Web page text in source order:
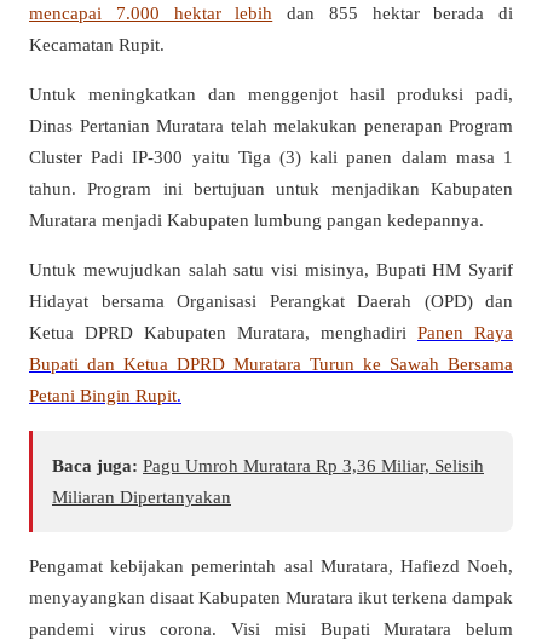
mencapai 7.000 hektar lebih dan 855 hektar berada di
Kecamatan Rupit.
Untuk meningkatkan dan menggenjot hasil produksi padi,
Dinas Pertanian Muratara telah melakukan penerapan Program
Cluster Padi IP-300 yaitu Tiga (3) kali panen dalam masa 1
tahun. Program ini bertujuan untuk menjadikan Kabupaten
Muratara menjadi Kabupaten lumbung pangan kedepannya.
Untuk mewujudkan salah satu visi misinya, Bupati HM Syarif
Hidayat bersama Organisasi Perangkat Daerah (OPD) dan
Ketua DPRD Kabupaten Muratara, menghadiri Panen Raya
Bupati dan Ketua DPRD Muratara Turun ke Sawah Bersama
Petani Bingin Rupit.
Baca juga: Pagu Umroh Muratara Rp 3,36 Miliar, Selisih
Miliaran Dipertanyakan
Pengamat kebijakan pemerintah asal Muratara, Hafiezd Noeh,
menyayangkan disaat Kabupaten Muratara ikut terkena dampak
pandemi virus corona. Visi misi Bupati Muratara belum